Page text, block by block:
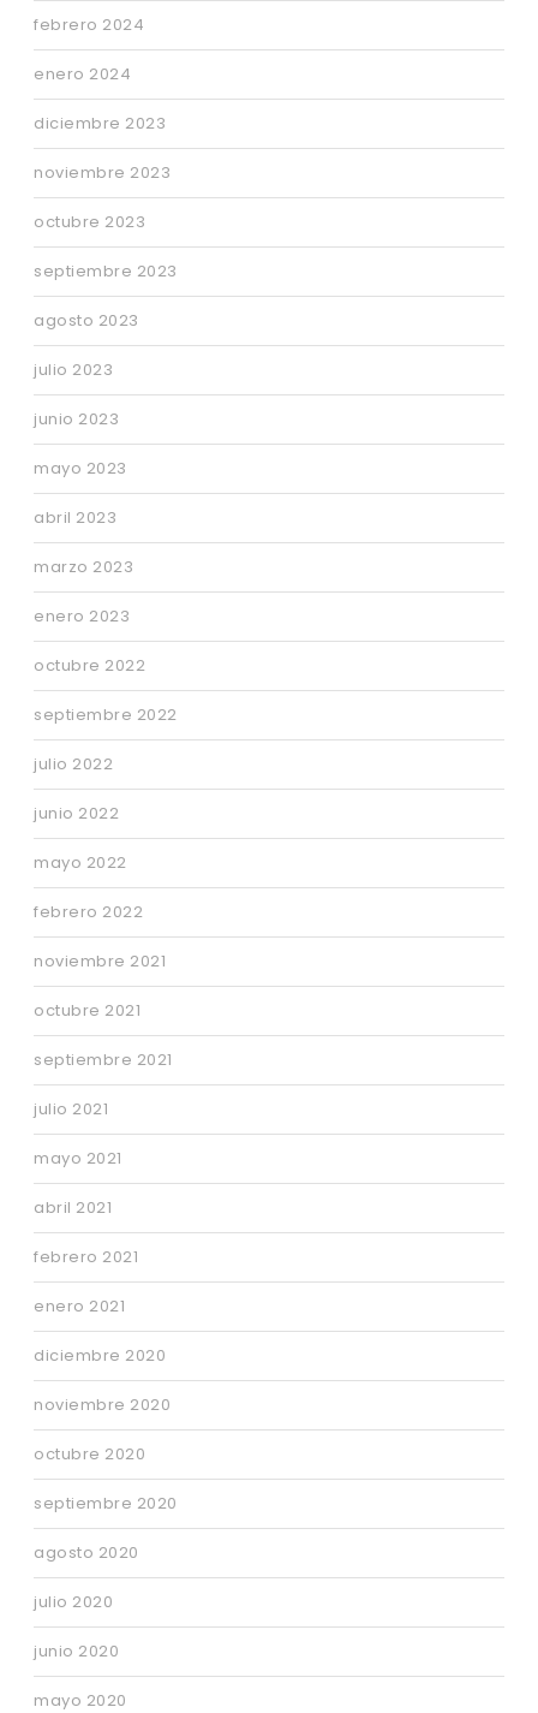
febrero 2024
enero 2024
diciembre 2023
noviembre 2023
octubre 2023
septiembre 2023
agosto 2023
julio 2023
junio 2023
mayo 2023
abril 2023
marzo 2023
enero 2023
octubre 2022
septiembre 2022
julio 2022
junio 2022
mayo 2022
febrero 2022
noviembre 2021
octubre 2021
septiembre 2021
julio 2021
mayo 2021
abril 2021
febrero 2021
enero 2021
diciembre 2020
noviembre 2020
octubre 2020
septiembre 2020
agosto 2020
julio 2020
junio 2020
mayo 2020